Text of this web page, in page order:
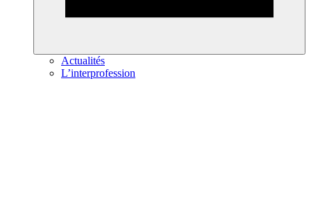
Actualités
L’interprofession